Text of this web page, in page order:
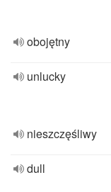
obojętny
unlucky
nieszczęśliwy
dull